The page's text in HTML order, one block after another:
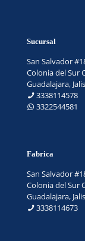
Sucursal
San Salvador
Colonia del Sur
Guadalajara,
3338114578
3322544581
Fabrica
San Salvador
Colonia del Sur
Guadalajara,
3338114673